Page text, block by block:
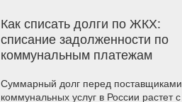
Как списать долги по ЖКХ:
списание задолженности по
коммунальным платежам
Суммарный долг перед поставщиками
коммунальных услуг в России растет с